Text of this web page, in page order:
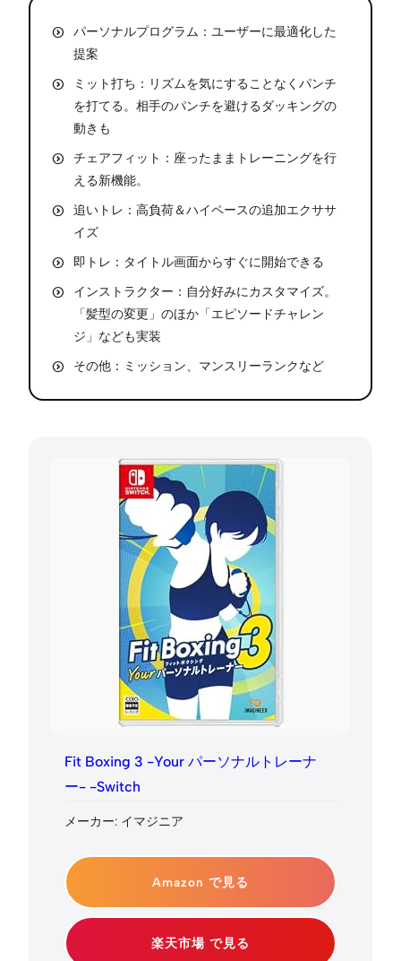
パーソナルプログラム：ユーザーに最適化した
提案
ミット打ち：リズムを気にすることなくパンチ
を打てる。相手のパンチを避けるダッキングの
動きも
チェアフィット：座ったままトレーニングを行
える新機能。
追いトレ：高負荷＆ハイペースの追加エクササ
イズ
即トレ：タイトル画面からすぐに開始できる
インストラクター：自分好みにカスタマイズ。
「髪型の変更」のほか「エピソードチャレン
ジ」なども実装
その他：ミッション、マンスリーランクなど
Fit Boxing 3 -Your パーソナルトレーナ
ー- -Switch
メーカー: イマジニア
Amazon で見る
楽天市場 で見る